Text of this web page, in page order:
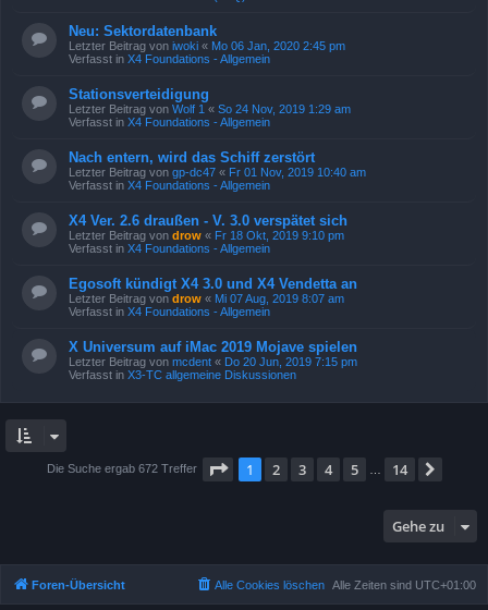
Neu: Sektordatenbank
Letzter Beitrag von iwoki « Mo 06 Jan, 2020 2:45 pm
Verfasst in X4 Foundations - Allgemein
Stationsverteidigung
Letzter Beitrag von Wolf 1 « So 24 Nov, 2019 1:29 am
Verfasst in X4 Foundations - Allgemein
Nach entern, wird das Schiff zerstört
Letzter Beitrag von gp-dc47 « Fr 01 Nov, 2019 10:40 am
Verfasst in X4 Foundations - Allgemein
X4 Ver. 2.6 draußen - V. 3.0 verspätet sich
Letzter Beitrag von drow « Fr 18 Okt, 2019 9:10 pm
Verfasst in X4 Foundations - Allgemein
Egosoft kündigt X4 3.0 und X4 Vendetta an
Letzter Beitrag von drow « Mi 07 Aug, 2019 8:07 am
Verfasst in X4 Foundations - Allgemein
X Universum auf iMac 2019 Mojave spielen
Letzter Beitrag von mcdent « Do 20 Jun, 2019 7:15 pm
Verfasst in X3-TC allgemeine Diskussionen
Die Suche ergab 672 Treffer Seite 1von14
1 2 3 4 5 14
Gehe zu
Foren-Übersicht Alle Zeiten sind UTC+01:00
Alle Cookies löschen